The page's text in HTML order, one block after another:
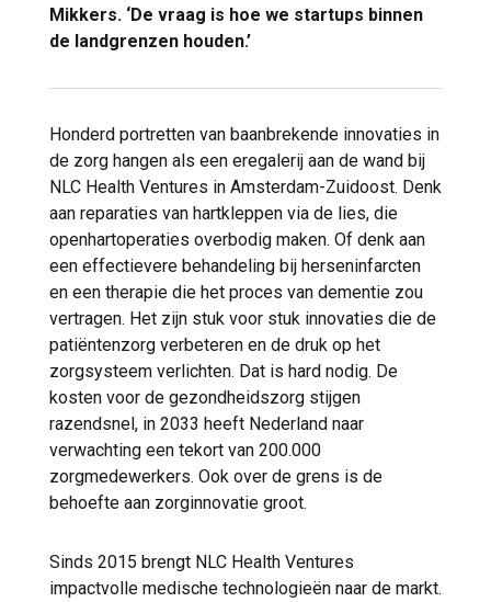
Mikkers. ‘De vraag is hoe we startups binnen
de landgrenzen houden.’
Honderd portretten van baanbrekende innovaties in
de zorg hangen als een eregalerij aan de wand bij
NLC Health Ventures in Amsterdam-Zuidoost. Denk
aan reparaties van hartkleppen via de lies, die
openhartoperaties overbodig maken. Of denk aan
een effectievere behandeling bij herseninfarcten
en een therapie die het proces van dementie zou
vertragen. Het zijn stuk voor stuk innovaties die de
patiëntenzorg verbeteren en de druk op het
zorgsysteem verlichten. Dat is hard nodig. De
kosten voor de gezondheidszorg stijgen
razendsnel, in 2033 heeft Nederland naar
verwachting een tekort van 200.000
zorgmedewerkers. Ook over de grens is de
behoefte aan zorginnovatie groot.
Sinds 2015 brengt NLC Health Ventures
impactvolle medische technologieën naar de markt.